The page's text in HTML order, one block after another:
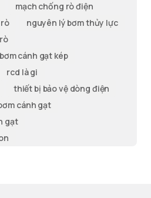
mạch chống rò điện
nguyên lý bơm thủy lực
cánh gạt kép
rcd là gi
thiết bị bảo vệ dòng điện
cánh gạt
gạt